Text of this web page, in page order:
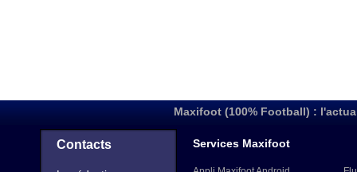
Maxifoot (100% Football) :
Contacts Services Maxifoot